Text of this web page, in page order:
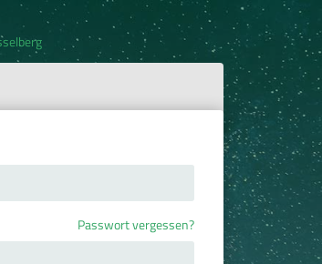
Passwort vergessen?